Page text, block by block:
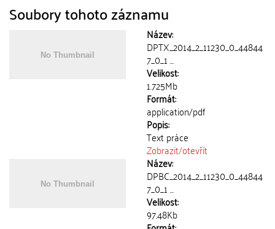
Soubory tohoto záznamu
Název:
DPTX_2014_2_11230_0_44844
7_0_1 ...
Velikost:
1.725Mb
Formát:
application/pdf
Popis:
Text práce
Zobrazit/otevřít
Název:
DPBC_2014_2_11230_0_44844
7_0_1 ...
Velikost:
97.48Kb